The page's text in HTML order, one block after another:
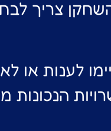
צריך
לענות או
הנכונות